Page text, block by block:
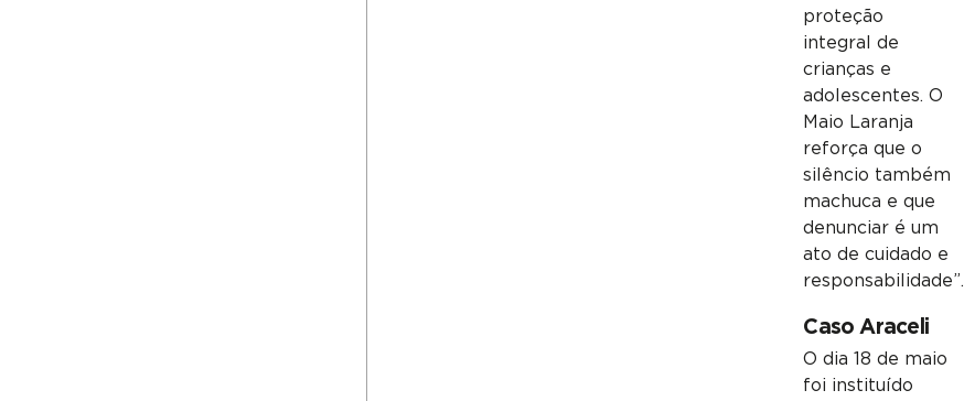
proteção
integral de
crianças e
adolescentes. O
Maio Laranja
reforça que o
silêncio também
machuca e que
denunciar é um
ato de cuidado e
responsabilidade”.
Caso Araceli
O dia 18 de maio
foi instituído